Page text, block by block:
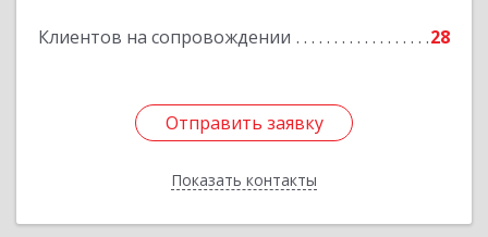
Клиентов на сопровождении 28
Отправить заявку
Показать контакты
Отправить заявку
Назад